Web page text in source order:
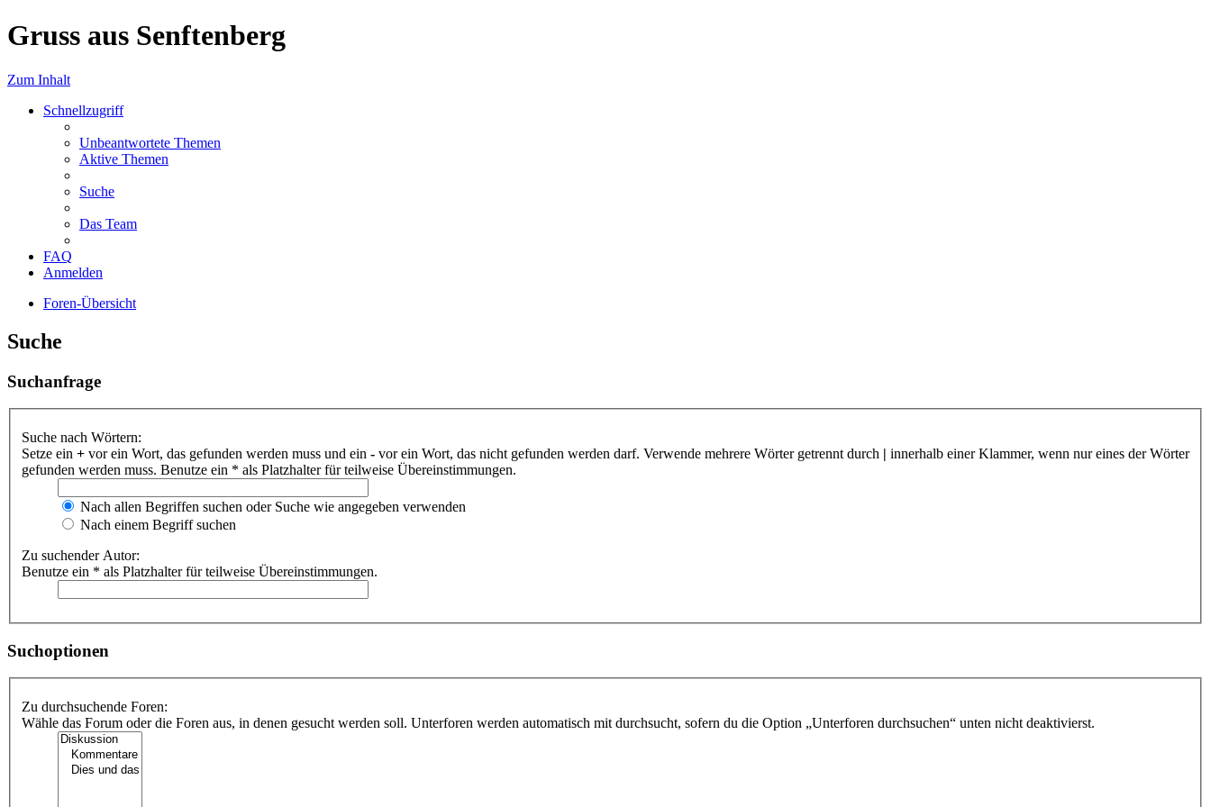
Gruss aus Senftenberg
Zum Inhalt
Schnellzugriff
Unbeantwortete Themen
Aktive Themen
Suche
Das Team
FAQ
Anmelden
Foren-Übersicht
Suche
Suchanfrage
Suche nach Wörtern:
Setze ein + vor ein Wort, das gefunden werden muss und ein - vor ein Wort, das nicht gefunden werden darf. Verwende mehrere Wörter getrennt durch | innerhalb einer Klammer, wenn nur eines der Wörter
gefunden werden muss. Benutze ein * als Platzhalter für teilweise Übereinstimmungen.
Nach allen Begriffen suchen oder Suche wie angegeben verwenden
Nach einem Begriff suchen
Zu suchender Autor:
Benutze ein * als Platzhalter für teilweise Übereinstimmungen.
Suchoptionen
Zu durchsuchende Foren:
Wähle das Forum oder die Foren aus, in denen gesucht werden soll. Unterforen werden automatisch mit durchsucht, sofern du die Option „Unterforen durchsuchen“ unten nicht deaktivierst.